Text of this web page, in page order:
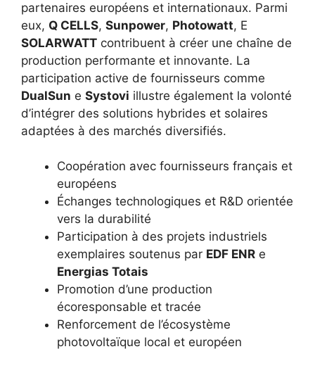
partenaires européens et internationaux. Parmi
eux, Q CELLS, Sunpower, Photowatt, E
SOLARWATT contribuent à créer une chaîne de
production performante et innovante. La
participation active de fournisseurs comme
DualSun e Systovi illustre également la volonté
d’intégrer des solutions hybrides et solaires
adaptées à des marchés diversifiés.
Coopération avec fournisseurs français et
européens
Échanges technologiques et R&D orientée
vers la durabilité
Participation à des projets industriels
exemplaires soutenus par EDF ENR e
Energias Totais
Promotion d’une production
écoresponsable et tracée
Renforcement de l’écosystème
photovoltaïque local et européen